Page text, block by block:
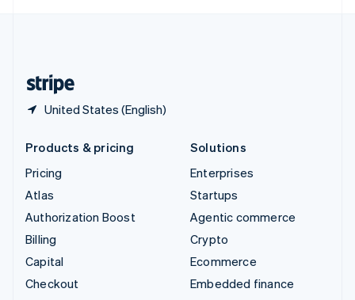
United States (English)
Products & pricing
Pricing
Atlas
Authorization Boost
Billing
Capital
Checkout
Solutions
Enterprises
Startups
Agentic commerce
Crypto
Ecommerce
Embedded finance